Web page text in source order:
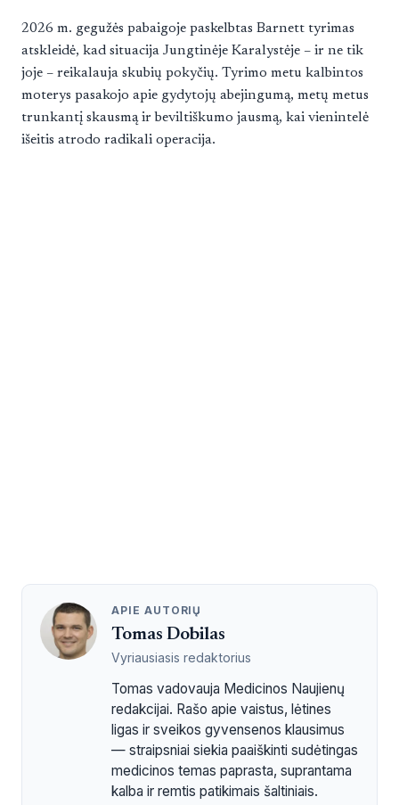
2026 m. gegužės pabaigoje paskelbtas Barnett tyrimas
atskleidė, kad situacija Jungtinėje Karalystėje – ir ne tik
joje – reikalauja skubių pokyčių. Tyrimo metu kalbintos
moterys pasakojo apie gydytojų abejingumą, metų metus
trunkantį skausmą ir beviltiškumo jausmą, kai vienintelė
išeitis atrodo radikali operacija.
APIE AUTORIŲ
Tomas Dobilas
Vyriausiasis redaktorius
Tomas vadovauja Medicinos Naujienų
redakcijai. Rašo apie vaistus, lėtines
ligas ir sveikos gyvensenos klausimus
— straipsniai siekia paaiškinti sudėtingas
medicinos temas paprasta, suprantama
kalba ir remtis patikimais šaltiniais.